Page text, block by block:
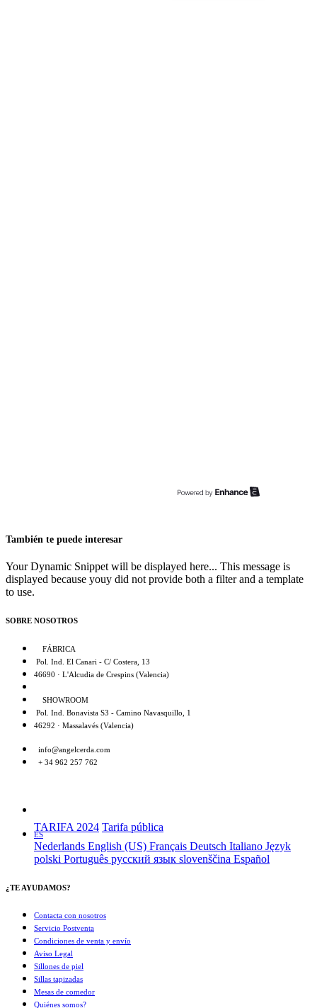
También te puede interesar
Your Dynamic Snippet will be displayed here... This message is
displayed because youy did not provide both a filter and a template
to use.
SOBRE NOSOTROS
FÁBRICA
Pol. Ind. El Canari - C/ Costera, 13
46690 · L'Alcudia de Crespins (Valencia)
SHOWROOM
Pol. Ind. Bonavista S3 - Camino Navasquillo, 1
46292 · Massalavés (Valencia)
info@angelcerda.com
+ 34 962 257 762
TARIFA 2024 Tarifa pública
ES
Nederlands English (US) Français Deutsch Italiano Język
polski Português русский язык slovenščina Español
¿TE AYUDAMOS?
Contacta con nosotros
Servicio Postventa
Condiciones de venta y envío
Aviso Legal
Sillones de piel
Sillas tapizadas
Mesas de comedor
Quiénes somos?